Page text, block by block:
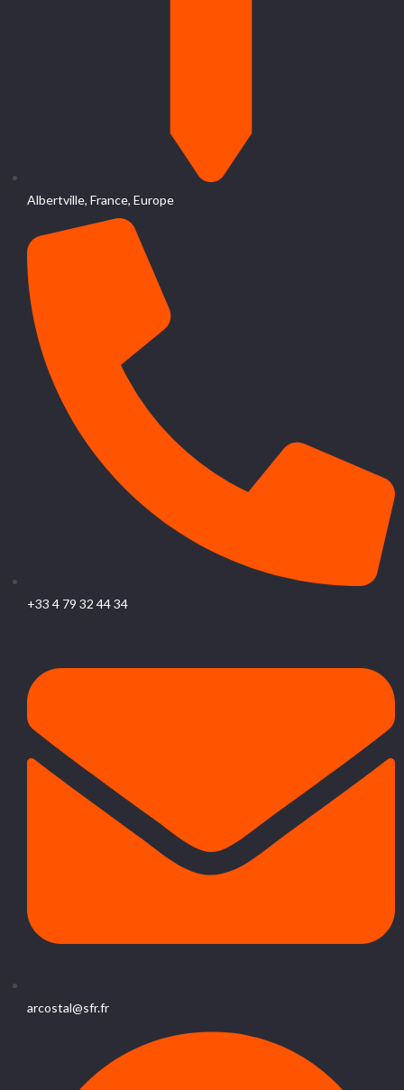
Albertville, France, Europe
+33 4 79 32 44 34
arcostal@sfr.fr